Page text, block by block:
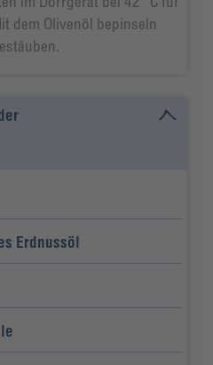
dem Olivenöl bepinseln
Erdnussöl